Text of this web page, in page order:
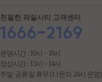
친절한 파일시티 고객센터
운영시간 : 10시 ~ 18시
점심시간 : 13시 ~ 14시
주말·공휴일 휴무 (1:1문의 24시 운영)